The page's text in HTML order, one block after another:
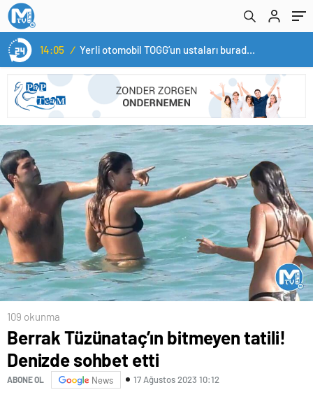
14:05 / Yerli otomobil TOGG’un ustaları burada yetişecek
109 okunma
Berrak Tüzünataç’ın bitmeyen tatili!
Denizde sohbet etti
ABONE OL News 17 Ağustos 2023 10:12